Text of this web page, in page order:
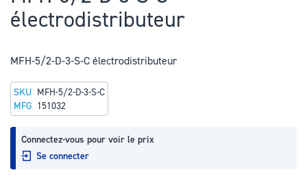
au
début
la
d’images
électrodistributeur
MFH-5/2-D-3-S-C électrodistributeur
Connectez-vous pour voir le prix
Se connecter
SKU MFH-5/2-D-3-S-C
MFG 151032